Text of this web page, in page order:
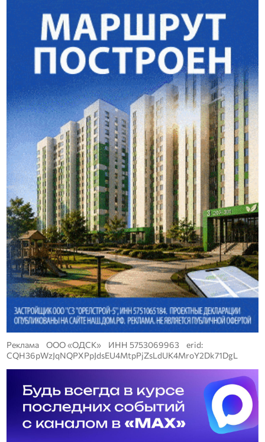
Реклама ООО «ОДСК» ИНН 5753069963 erid:
CQH36pWzJqNQPXPpJdsEU4MtpPjZsLdUK4MroY2Dk71DgL